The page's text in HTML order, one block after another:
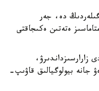
دە، جەر
ەتەتىن ەكىجاقتى
زارارسىزداندىرۋ،
جانە بيولوگيالىق قاۋىپ-